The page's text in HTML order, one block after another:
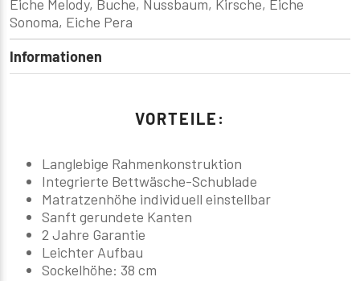
Eiche Melody, Buche, Nussbaum, Kirsche, Eiche
Sonoma, Eiche Pera
Informationen
VORTEILE:
Langlebige Rahmenkonstruktion
Integrierte Bettwäsche-Schublade
Matratzenhöhe individuell einstellbar
Sanft gerundete Kanten
2 Jahre Garantie
Leichter Aufbau
Sockelhöhe: 38 cm